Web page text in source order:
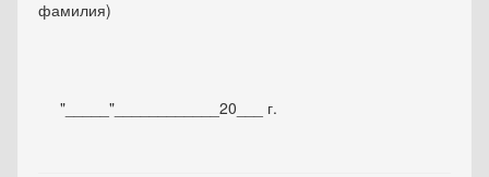
фамилия)
"_____"____________20___ г.